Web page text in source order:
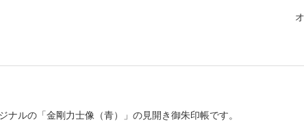
ナルの「金剛力士像（青）」の見開き御朱印帳です。